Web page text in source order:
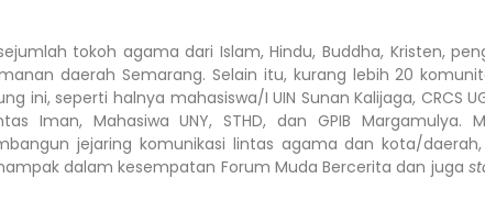
tokoh agama dari Islam, Hindu, Buddha, Kristen,
daerah Semarang. Selain itu, kurang lebih 20
ini, seperti halnya mahasiswa/I UIN Sunan Kalijaga, CRCS
Iman, Mahasiwa UNY, STHD, dan GPIB Margamulya.
jejaring komunikasi lintas agama dan kota/
dalam kesempatan Forum Muda Bercerita dan juga